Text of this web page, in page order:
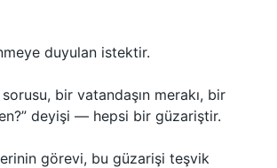
duyulan istektir.
bir vatandaşın merakı, bir
deyişi — hepsi bir güzariştir.
görevi, bu güzarişi teşvik